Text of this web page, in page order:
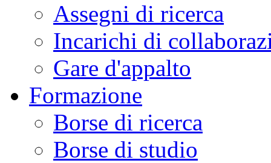
Assegni di ricerca
Incarichi di
Gare d'appalto
Formazione
Borse di ricerca
Borse di studio